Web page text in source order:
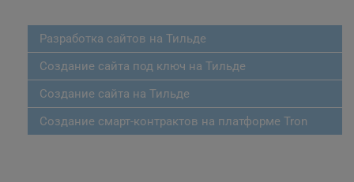
Разработка сайтов на Тильде
Создание сайта под ключ на Тильде
Создание сайта на Тильде
Создание смарт-контрактов на платформе Tron